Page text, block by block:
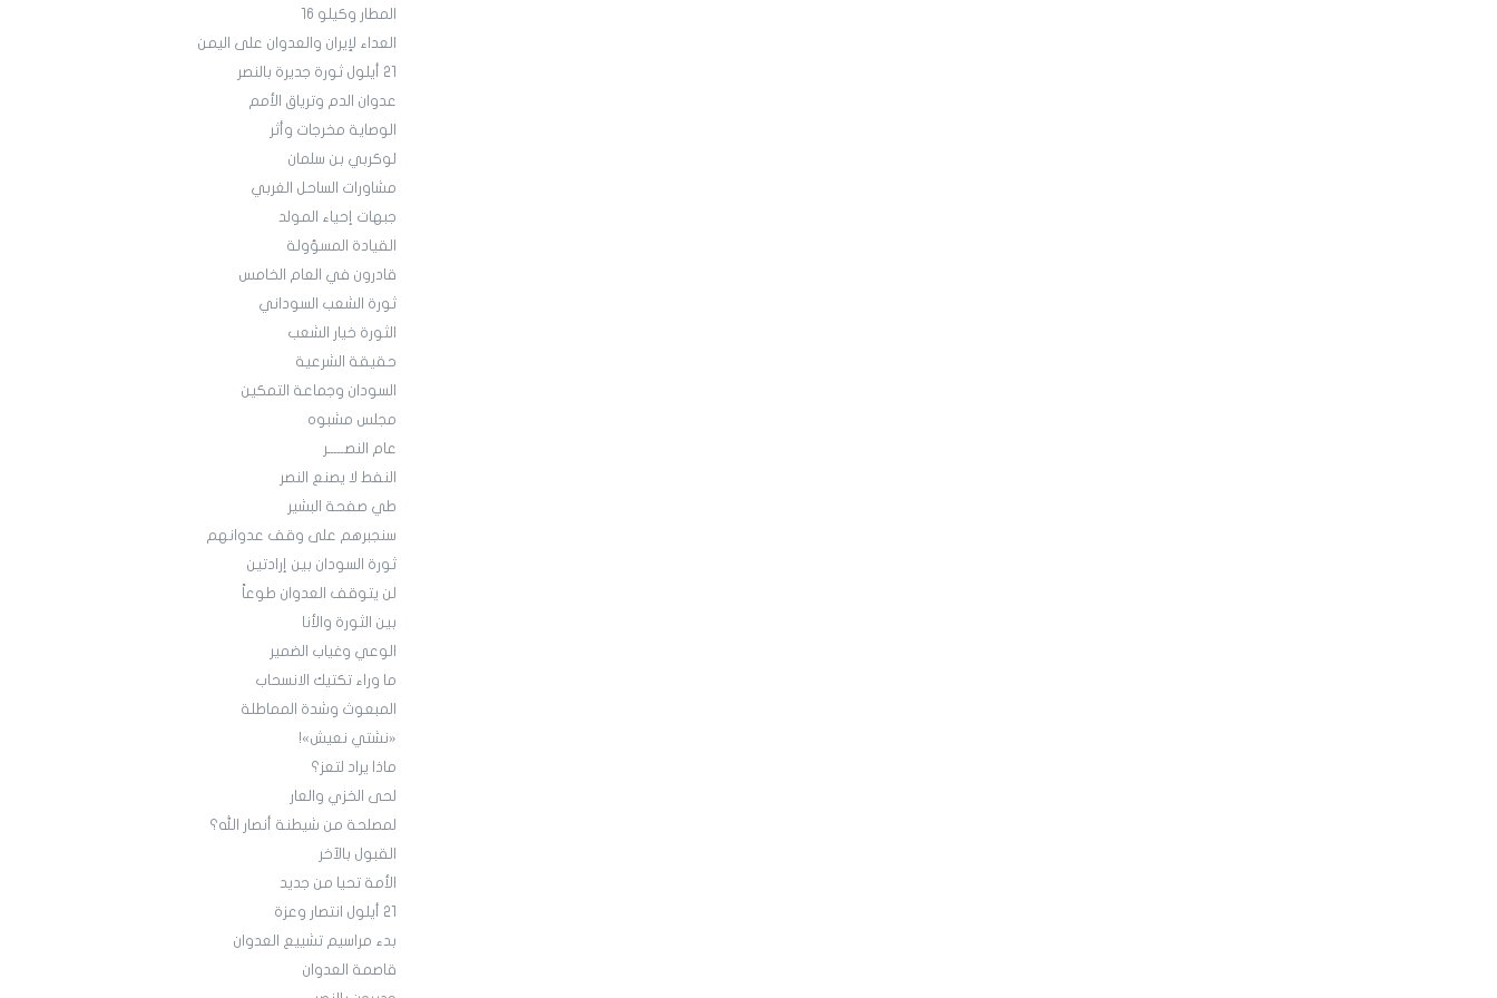
المطار وكيلو 16
العداء لإيران والعدوان على اليمن
21 أيلول ثورة جديرة بالنصر
عدوان الدم وترياق الأمم
الوصاية مخرجات وأثر
لوكربي بن سلمان
مشاورات الساحل الغربي
جبهات إحياء المولد
القيادة المسؤولة
قادرون في العام الخامس
ثورة الشعب السوداني
الثورة خيار الشعب
حقيقة الشرعية
السودان وجماعة التمكين
مجلس مشبوه
عام النصـــــر
النفط لا يصنع النصر
طي صفحة البشير
سنجبرهم على وقف عدوانهم
ثورة السودان بين إرادتين
لن يتوقف العدوان طوعاً
بين الثورة والأنا
الوعي وغياب الضمير
ما وراء تكتيك الانسحاب
المبعوث وشدة المماطلة
«نشتي نعيش»!
ماذا يراد لتعز؟
لحى الخزي والعار
لمصلحة من شيطنة أنصار الله؟
القبول بالآخر
الأمة تحيا من جديد
21 أيلول انتصار وعزة
بدء مراسيم تشييع العدوان
قاصمة العدوان